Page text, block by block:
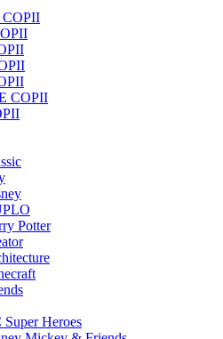
COPII
Potter
Heroes